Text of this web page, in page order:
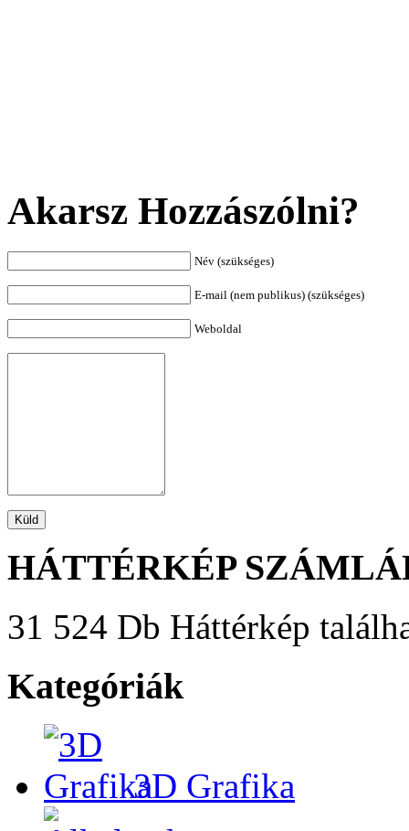
Akarsz Hozzászólni?
Név (szükséges)
E-mail (nem publikus) (szükséges)
Weboldal
HÁTTÉRKÉP
31 524 Db Háttérkép
Kategóriák
3D Grafika